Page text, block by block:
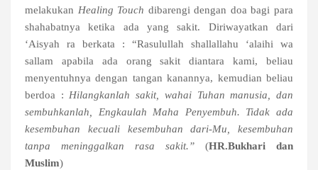
melakukan Healing Touch dibarengi dengan doa bagi para
shahabatnya ketika ada yang sakit. Diriwayatkan dari
‘Aisyah ra berkata : “Rasulullah shallallahu ‘alaihi wa
sallam apabila ada orang sakit diantara kami, beliau
menyentuhnya dengan tangan kanannya, kemudian beliau
berdoa :Hilangkanlah sakit, wahai Tuhan manusia, dan
sembuhkanlah, Engkaulah Maha Penyembuh. Tidak ada
kesembuhan kecuali kesembuhan dari-Mu, kesembuhan
tanpa meninggalkan rasa sakit.” (HR.Bukhari dan
Muslim)